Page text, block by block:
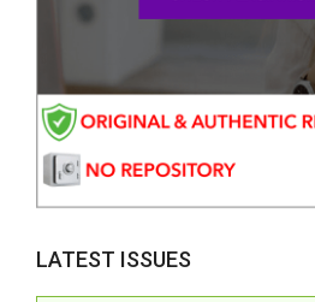
LATEST ISSUES